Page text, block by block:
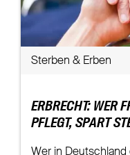
Sterben & Erben
ERBRECHT: WER
PFLEGT, SPART
Wer in Deutschland